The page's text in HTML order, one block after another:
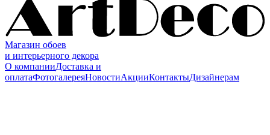
Магазин обоев
и интерьерного декора
О компанииДоставка и
оплатаФотогалереяНовостиАкцииКонтактыДизайнерам